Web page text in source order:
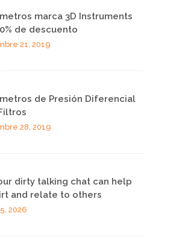
marca 3D Instruments
de descuento
21, 2019
de Presión Diferencial
28, 2019
dirty talking chat can help
and relate to others
2026